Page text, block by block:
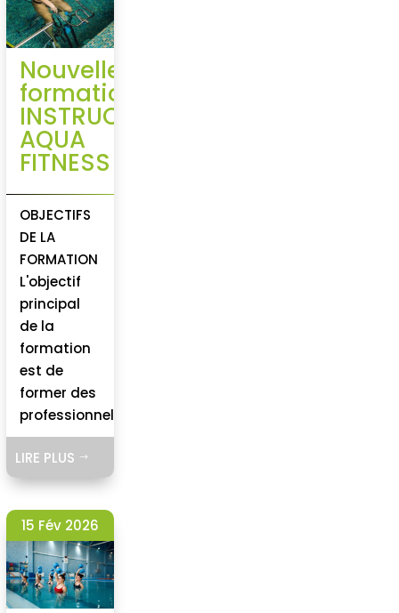
Nouvelle
formation
INSTRUCTEUR
AQUA
FITNESS
OBJECTIFS
DE LA
FORMATION
L'objectif
principal
de la
formation
est de
former des
professionnels...
LIRE PLUS $
15 Fév 2026